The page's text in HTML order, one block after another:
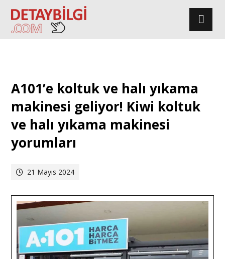
A101’e koltuk ve halı yıkama
makinesi geliyor! Kiwi koltuk
ve halı yıkama makinesi
yorumları
21 Mayıs 2024